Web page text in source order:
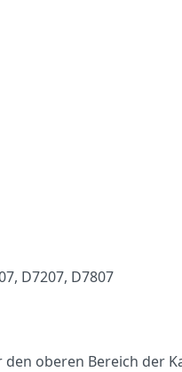
D7207, D7807
oberen Bereich der